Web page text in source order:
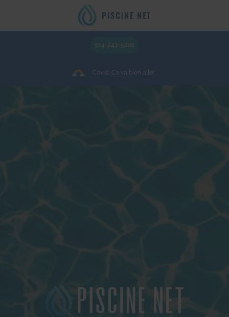
514-242-5201
Covid: Ca va bien aller
PISCINE NET